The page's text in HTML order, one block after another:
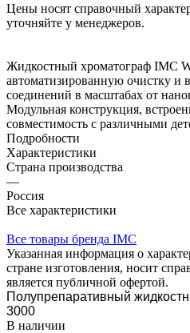
Цены носят справочный
уточняйте у менеджеров.
Жидкостный хроматограф IMC
автоматизированную очистку и
соединений в масштабах от
Модульная конструкция,
совместимость с различными
Подробности
Характеристики
Страна производства
—
Россия
Все характеристики
Все товары бренда IMC
Указанная информация о
стране изготовления, носит
является публичной офертой.
Полупрепаративный
3000
В наличии